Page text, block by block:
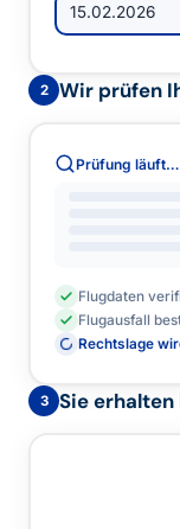
15.02.2026
2 Wir prüfen
Prüfung läuft…
Flugdaten
Flugausfall
Rechtslage
3 Sie erhalten